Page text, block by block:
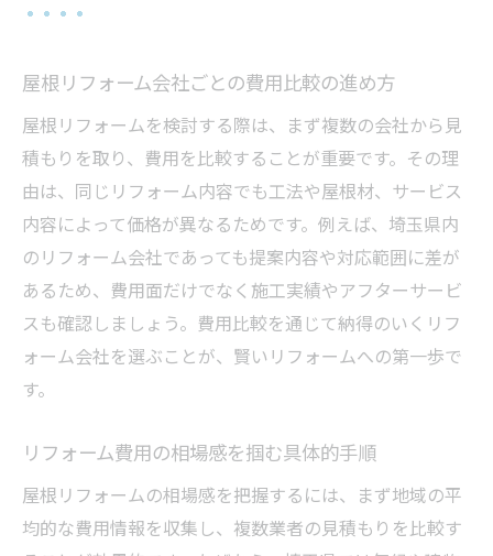
屋根リフォーム会社ごとの費用比較の進め方
屋根リフォームを検討する際は、まず複数の会社から見
積もりを取り、費用を比較することが重要です。その理
由は、同じリフォーム内容でも工法や屋根材、サービス
内容によって価格が異なるためです。例えば、埼玉県内
のリフォーム会社であっても提案内容や対応範囲に差が
あるため、費用面だけでなく施工実績やアフターサービ
スも確認しましょう。費用比較を通じて納得のいくリフ
ォーム会社を選ぶことが、賢いリフォームへの第一歩で
す。
リフォーム費用の相場感を掴む具体的手順
屋根リフォームの相場感を把握するには、まず地域の平
均的な費用情報を収集し、複数業者の見積もりを比較す